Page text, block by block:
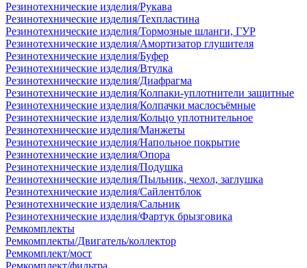
Резинотехнические изделия/Рукава
Резинотехнические изделия/Техпластина
Резинотехнические изделия/Тормозные шланги, ГУР
Резинотехнические изделия/Амортизатор глушителя
Резинотехнические изделия/Буфер
Резинотехнические изделия/Втулка
Резинотехнические изделия/Диафрагма
Резинотехнические изделия/Колпаки-уплотнители защитные
Резинотехнические изделия/Колпачки маслосъёмные
Резинотехнические изделия/Кольцо уплотнительное
Резинотехнические изделия/Манжеты
Резинотехнические изделия/Напольное покрытие
Резинотехнические изделия/Опора
Резинотехнические изделия/Подушка
Резинотехнические изделия/Пыльник, чехол, заглушка
Резинотехнические изделия/Сайлентблок
Резинотехнические изделия/Сальник
Резинотехнические изделия/Фартук брызговика
Ремкомплекты
Ремкомплекты/Двигатель/коллектор
Ремкомплект/мост
Ремкомплект/фильтра